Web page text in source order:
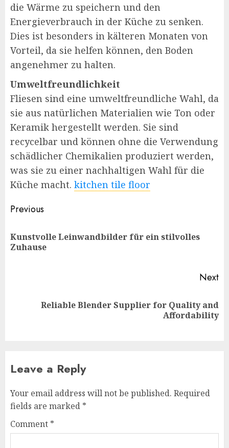
die Wärme zu speichern und den
Energieverbrauch in der Küche zu senken.
Dies ist besonders in kälteren Monaten von
Vorteil, da sie helfen können, den Boden
angenehmer zu halten.
Umweltfreundlichkeit
Fliesen sind eine umweltfreundliche Wahl, da
sie aus natürlichen Materialien wie Ton oder
Keramik hergestellt werden. Sie sind
recycelbar und können ohne die Verwendung
schädlicher Chemikalien produziert werden,
was sie zu einer nachhaltigen Wahl für die
Küche macht. kitchen tile floor
Post
navigation
Previous
Kunstvolle Leinwandbilder für ein stilvolles
Zuhause
Next
Reliable Blender Supplier for Quality and
Affordability
Leave a Reply
Your email address will not be published. Required
fields are marked *
Comment *